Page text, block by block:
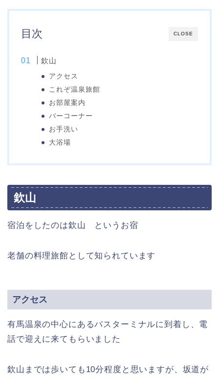
CLOSE
目次
欽山
アクセス
これぞ温泉旅館
お部屋案内
バーコーナー
お手洗い
大浴場
欽山
宿泊をしたのは欽山 というお宿
老舗の料理旅館として知られています
アクセス
有馬温泉の中心にあるバスターミナルに到着し、電
話で迎えに来てもらいました
欽山までは歩いても10分程度と思いますが、坂道が